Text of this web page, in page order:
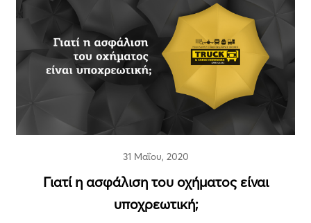
31 Μαΐου, 2020
Γιατί η ασφάλιση του οχήµατος είναι
υποχρεωτική;